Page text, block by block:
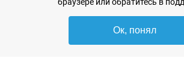
2007 - 2026, ООО «РадиоЭлемент» © сайт носит
Ок, понял